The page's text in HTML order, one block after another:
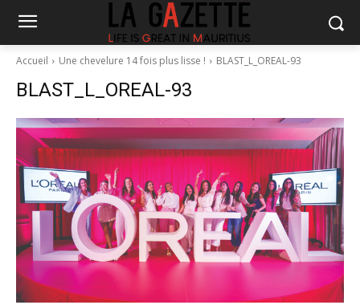
Accueil Une chevelure 14 fois plus lisse ! BLAST_L_OREAL-93
BLAST_L_OREAL-93